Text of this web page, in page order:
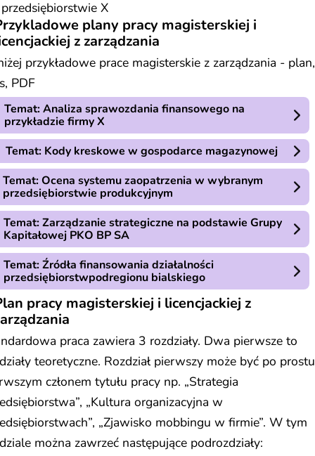
przedsiębiorstwie X
plany pracy magisterskiej i
z zarządzania
przykładowe prace magisterskie z zarządzania - plan,
PDF
Temat: Analiza sprawozdania finansowego na
przykładzie firmy X
Temat: Kody kreskowe w gospodarce magazynowej
Temat: Ocena systemu zaopatrzenia w wybranym
przedsiębiorstwie produkcyjnym
Temat: Zarządzanie strategiczne na podstawie Grupy
Kapitałowej PKO BP SA
Temat: Źródła finansowania działalności
przedsiębiorstwpodregionu bialskiego
pracy magisterskiej i licencjackiej z
praca zawiera 3 rozdziały. Dwa pierwsze to
teoretyczne. Rozdział pierwszy może być po prostu
członem tytułu pracy np. „Strategia
„Kultura organizacyjna w
„Zjawisko mobbingu w firmie”. W tym
można zawrzeć następujące podrozdziały: